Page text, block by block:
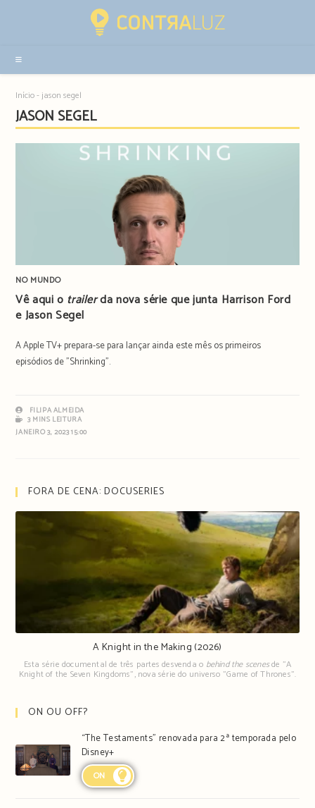
sidebar
Início-jason segel
JASON SEGEL
NO MUNDO
Vê aqui o trailerda nova série que junta Harrison Ford
e Jason Segel
A Apple TV+ prepara-se para lançar ainda este mês os primeiros
episódios de "Shrinking".
FILIPA ALMEIDA
3 MINS LEITURA
JANEIRO 3, 2023 15:00
FORA DE CENA: DOCUSERIES
A Knight in the Making (2026)
Esta série documental de três partes desvenda o behind the scenesde "A
Knight of the Seven Kingdoms", nova série do universo "Game of Thrones".
ON OU OFF?
“The Testaments” renovada para 2ª temporada pelo
Disney+
ON